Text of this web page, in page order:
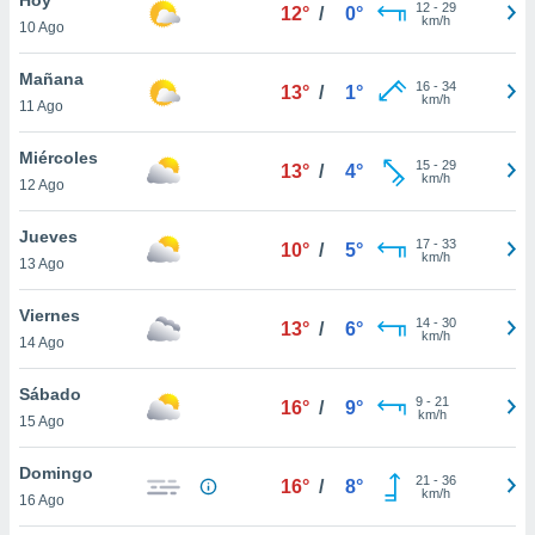
y
en
más
de
cookies
10 Ago
12° / 0° 12- 29
km/h
Mañana
11 Ago
13° / 1° 16- 34
km/h
Miércoles
12 Ago
13° / 4° 15- 29
km/h
Jueves
13 Ago
10° / 5° 17- 33
km/h
Viernes
14 Ago
13° / 6° 14- 30
km/h
Sábado
15 Ago
16° / 9° 9- 21
km/h
Domingo
16 Ago
16° / 8° 21 - 36
km/h